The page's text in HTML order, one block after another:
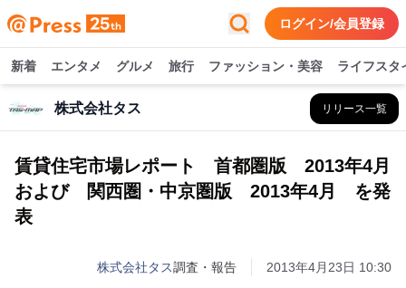
ログイン/会員登録
新着 エンタメ グルメ 旅行 ファッション・美容 ライフスタ
株式会社タス リリース一覧
賃貸住宅市場レポート 首都圏版 2013年4月
および 関西圏・中京圏版 2013年4月 を発
表
株式会社タス調査・報告 2013年4月23日 10:30